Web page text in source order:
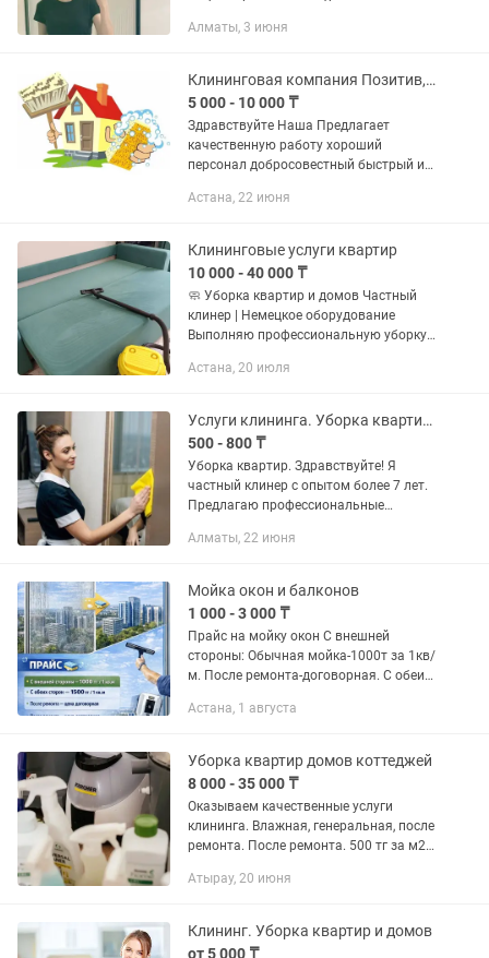
ба? 🔹 Үй жинаудан шаршадыңыз ба?
тазалықты...
Алматы, 3 июня
Клининговая компания Позитив, услуги уборки
5 000 - 10 000 ₸
Здравствуйте Наша Предлагает
качественную работу хороший
персонал добросовестный быстрый и
после ремонта уборка влажная уборка
квартирантов...
Астана, 22 июня
Клининговые услуги квартир
10 000 - 40 000 ₸
🧼 Уборка квартир и домов Частный
клинер | Немецкое оборудование
Выполняю профессиональную уборку
ремонта. Работаю сам(а), без
аккуратно,...
Астана, 20 июля
Услуги клининга. Уборка квартир и домов круглосуточно!
500 - 800 ₸
Уборкa квартиp. Здрaвcтвуйтe! Я
частный клинер c опытом более 7 лет.
Предлагаю профессиональные
чистоту и порядок. Работаю c
Алматы, 22 июня
Мойка окон и балконов
1 000 - 3 000 ₸
Прайс на мойку окон С внешней
стороны: Обычная мойка-1000т за 1кв/
м. После ремонта-договорная. С обеих
м. После ремонта-договорная ✅ Мойка
Астана, 1 августа
Уборка квартир домов коттеджей
8 000 - 35 000 ₸
Оказываем качественные услуги
клининга. Влажная, генеральная, после
ремонта. После ремонта. 500 тг за м2.
необходимые средства. Уборка
Атырау, 20 июня
Клининг. Уборка квартир и домов
от 5 000 ₸